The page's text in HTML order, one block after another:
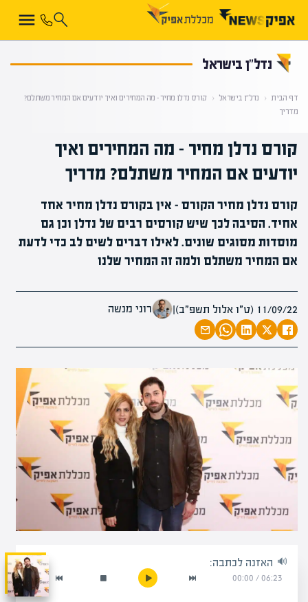
נדל”ן בישראל
דף הבית ‹ נדל”ן בישראל ‹
קורס נדלן מחיר – מה המחירים ואיך יודעים אם המחיר משתלם?
מדריך
קורס נדלן מחיר – מה המחירים ואיך
יודעים אם המחיר משתלם? מדריך
קורס נדלן מחיר הקורס - אין בקורס נדלן מחיר אחד
אחיד. הסיבה לכך שיש קורסים רבים של נדלן וכן גם
מוסדות מסוגים שונים. לאילו דברים לשים לב כדי לדעת
אם המחיר משתלם ולמה זה המחיר שלנו
11/09/22 (ט״ו אלול תשפ״ב) | רוני מנשה
האזנה לכתבה:
06:23
/
00:00